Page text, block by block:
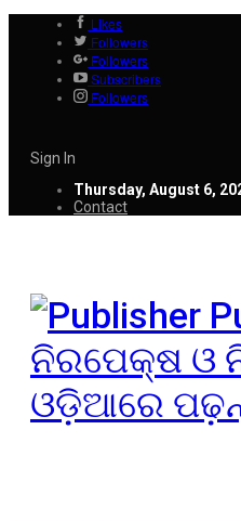
Likes
Followers
Followers
Subscribers
Followers
Sign In
Thursday, August 6,
Contact
ନିରପେକ୍ଷ ଓ
ଓଡ଼ିଆରେ